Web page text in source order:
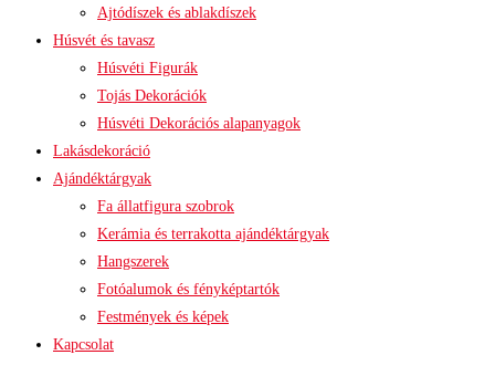
Ajtódíszek és ablakdíszek
Húsvét és tavasz
Húsvéti Figurák
Tojás Dekorációk
Húsvéti Dekorációs alapanyagok
Lakásdekoráció
Ajándéktárgyak
Fa állatfigura szobrok
Kerámia és terrakotta ajándéktárgyak
Hangszerek
Fotóalumok és fényképtartók
Festmények és képek
Kapcsolat